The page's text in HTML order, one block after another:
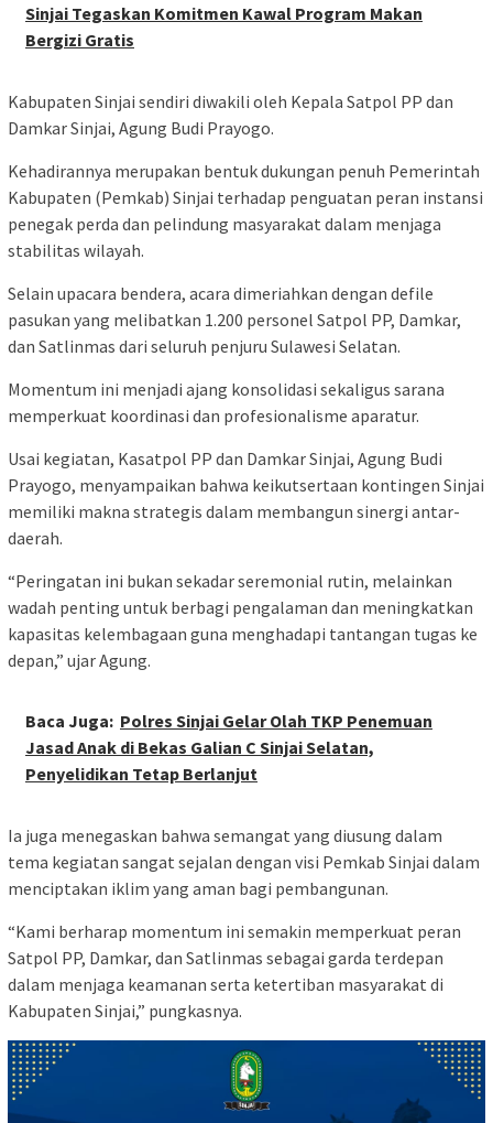
Sinjai Tegaskan Komitmen Kawal Program Makan
Bergizi Gratis
Kabupaten Sinjai sendiri diwakili oleh Kepala Satpol PP dan
Damkar Sinjai, Agung Budi Prayogo.
Kehadirannya merupakan bentuk dukungan penuh Pemerintah
Kabupaten (Pemkab) Sinjai terhadap penguatan peran instansi
penegak perda dan pelindung masyarakat dalam menjaga
stabilitas wilayah.
Selain upacara bendera, acara dimeriahkan dengan defile
pasukan yang melibatkan 1.200 personel Satpol PP, Damkar,
dan Satlinmas dari seluruh penjuru Sulawesi Selatan.
Momentum ini menjadi ajang konsolidasi sekaligus sarana
memperkuat koordinasi dan profesionalisme aparatur.
Usai kegiatan, Kasatpol PP dan Damkar Sinjai, Agung Budi
Prayogo, menyampaikan bahwa keikutsertaan kontingen Sinjai
memiliki makna strategis dalam membangun sinergi antar-
daerah.
“Peringatan ini bukan sekadar seremonial rutin, melainkan
wadah penting untuk berbagi pengalaman dan meningkatkan
kapasitas kelembagaan guna menghadapi tantangan tugas ke
depan,” ujar Agung.
Baca Juga: Polres Sinjai Gelar Olah TKP Penemuan
Jasad Anak di Bekas Galian C Sinjai Selatan,
Penyelidikan Tetap Berlanjut
Ia juga menegaskan bahwa semangat yang diusung dalam
tema kegiatan sangat sejalan dengan visi Pemkab Sinjai dalam
menciptakan iklim yang aman bagi pembangunan.
“Kami berharap momentum ini semakin memperkuat peran
Satpol PP, Damkar, dan Satlinmas sebagai garda terdepan
dalam menjaga keamanan serta ketertiban masyarakat di
Kabupaten Sinjai,” pungkasnya.